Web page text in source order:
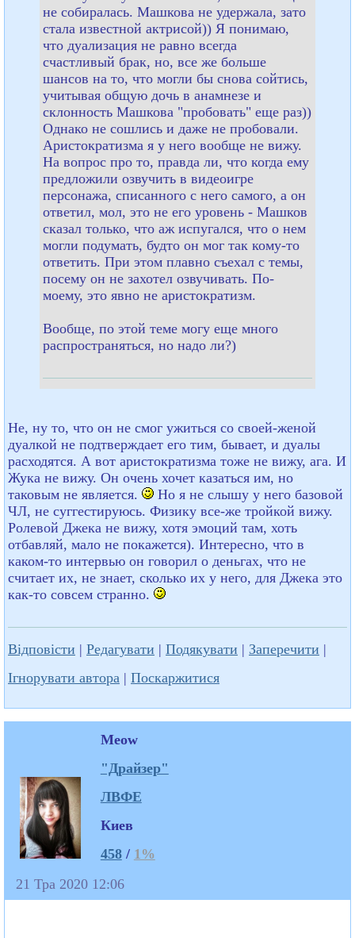
не собиралась. Машкова не удержала, зато
стала известной актрисой)) Я понимаю,
что дуализация не равно всегда
счастливый брак, но, все же больше
шансов на то, что могли бы снова сойтись,
учитывая общую дочь в анамнезе и
склонность Машкова "пробовать" еще раз))
Однако не сошлись и даже не пробовали.
Аристократизма я у него вообще не вижу.
На вопрос про то, правда ли, что когда ему
предложили озвучить в видеоигре
персонажа, списанного с него самого, а он
ответил, мол, это не его уровень - Машков
сказал только, что аж испугался, что о нем
могли подумать, будто он мог так кому-то
ответить. При этом плавно съехал с темы,
посему он не захотел озвучивать. По-
моему, это явно не аристократизм.
Вообще, по этой теме могу еще много
распространяться, но надо ли?)
Не, ну то, что он не смог ужиться со своей-женой
дуалкой не подтверждает его тим, бывает, и дуалы
расходятся. А вот аристократизма тоже не вижу, ага. И
Жука не вижу. Он очень хочет казаться им, но
таковым не является.
Но я не слышу у него базовой
ЧЛ, не суггестируюсь. Физику все-же тройкой вижу.
Ролевой Джека не вижу, хотя эмоций там, хоть
отбавляй, мало не покажется). Интересно, что в
каком-то интервью он говорил о деньгах, что не
считает их, не знает, сколько их у него, для Джека это
как-то совсем странно.
Відповісти | Редагувати | Подякувати | Заперечити |
Ігнорувати автора | Поскаржитися
Meow
"Драйзер"
ЛВФЕ
Киев
458/ 1%
21 Тра 2020 12:06